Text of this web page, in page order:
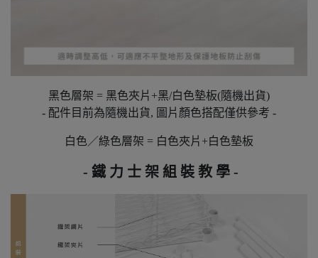
黑色層架 = 黑色夾片+黑/白色墊板(隨機出貨)
- 配件目前為隨機出貨, 圖片顏色搭配僅供參考 -
白色／綠色層架 = 白色夾片+白色墊板
- 鐵 力 士 架 組 裝 教 學 -